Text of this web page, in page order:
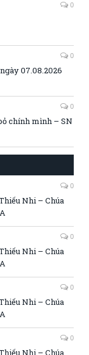
0
0
07.08.2026
0
chính mình – SN
0
Nhi – Chúa
0
Nhi – Chúa
0
Nhi – Chúa
0
Nhi – Chúa